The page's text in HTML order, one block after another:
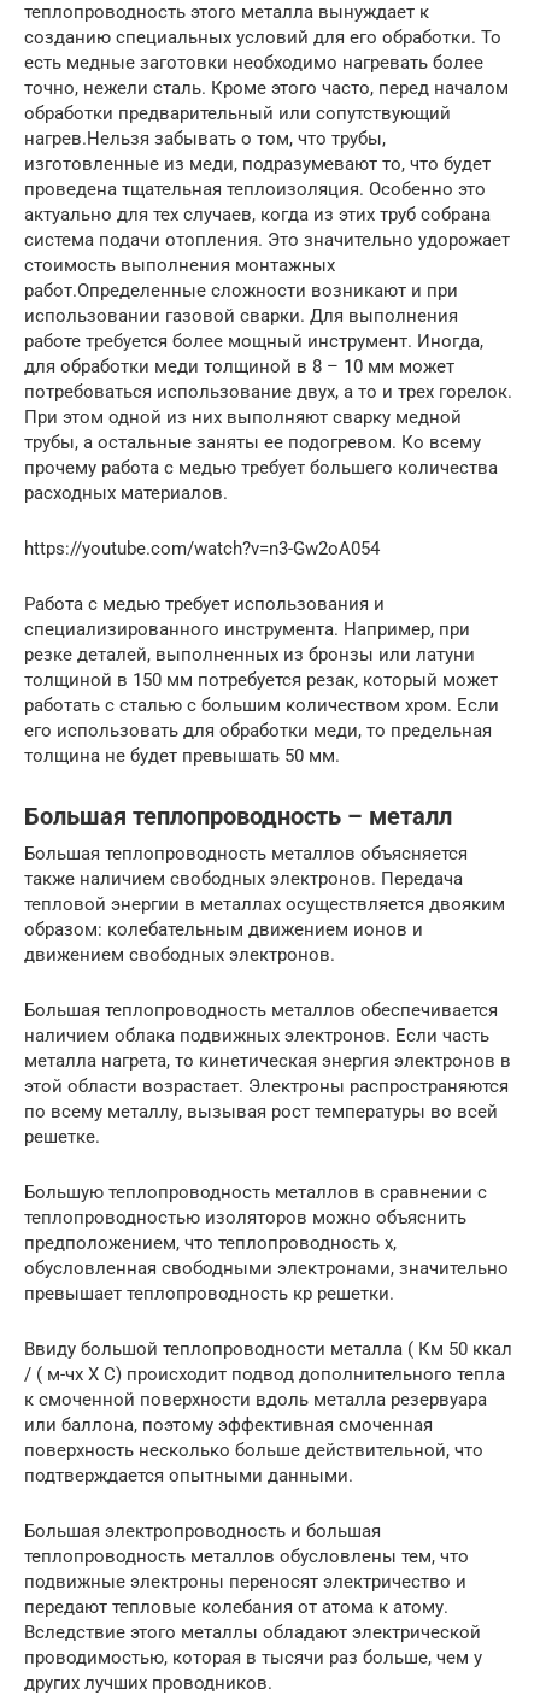
теплопроводность этого металла вынуждает к
созданию специальных условий для его обработки. То
есть медные заготовки необходимо нагревать более
точно, нежели сталь. Кроме этого часто, перед началом
обработки предварительный или сопутствующий
нагрев.Нельзя забывать о том, что трубы,
изготовленные из меди, подразумевают то, что будет
проведена тщательная теплоизоляция. Особенно это
актуально для тех случаев, когда из этих труб собрана
система подачи отопления. Это значительно удорожает
стоимость выполнения монтажных
работ.Определенные сложности возникают и при
использовании газовой сварки. Для выполнения
работе требуется более мощный инструмент. Иногда,
для обработки меди толщиной в 8 – 10 мм может
потребоваться использование двух, а то и трех горелок.
При этом одной из них выполняют сварку медной
трубы, а остальные заняты ее подогревом. Ко всему
прочему работа с медью требует большего количества
расходных материалов.
https://youtube.com/watch?v=n3-Gw2oA054
Работа с медью требует использования и
специализированного инструмента. Например, при
резке деталей, выполненных из бронзы или латуни
толщиной в 150 мм потребуется резак, который может
работать с сталью с большим количеством хром. Если
его использовать для обработки меди, то предельная
толщина не будет превышать 50 мм.
Большая теплопроводность – металл
Большая теплопроводность металлов объясняется
также наличием свободных электронов. Передача
тепловой энергии в металлах осуществляется двояким
образом: колебательным движением ионов и
движением свободных электронов.
Большая теплопроводность металлов обеспечивается
наличием облака подвижных электронов. Если часть
металла нагрета, то кинетическая энергия электронов в
этой области возрастает. Электроны распространяются
по всему металлу, вызывая рост температуры во всей
решетке.
Большую теплопроводность металлов в сравнении с
теплопроводностью изоляторов можно объяснить
предположением, что теплопроводность х,
обусловленная свободными электронами, значительно
превышает теплопроводность кр решетки.
Ввиду большой теплопроводности металла ( Км 50 ккал
/ ( м-чх X С) происходит подвод дополнительного тепла
к смоченной поверхности вдоль металла резервуара
или баллона, поэтому эффективная смоченная
поверхность несколько больше действительной, что
подтверждается опытными данными.
Большая электропроводность и большая
теплопроводность металлов обусловлены тем, что
подвижные электроны переносят электричество и
передают тепловые колебания от атома к атому.
Вследствие этого металлы обладают электрической
проводимостью, которая в тысячи раз больше, чем у
других лучших проводников.